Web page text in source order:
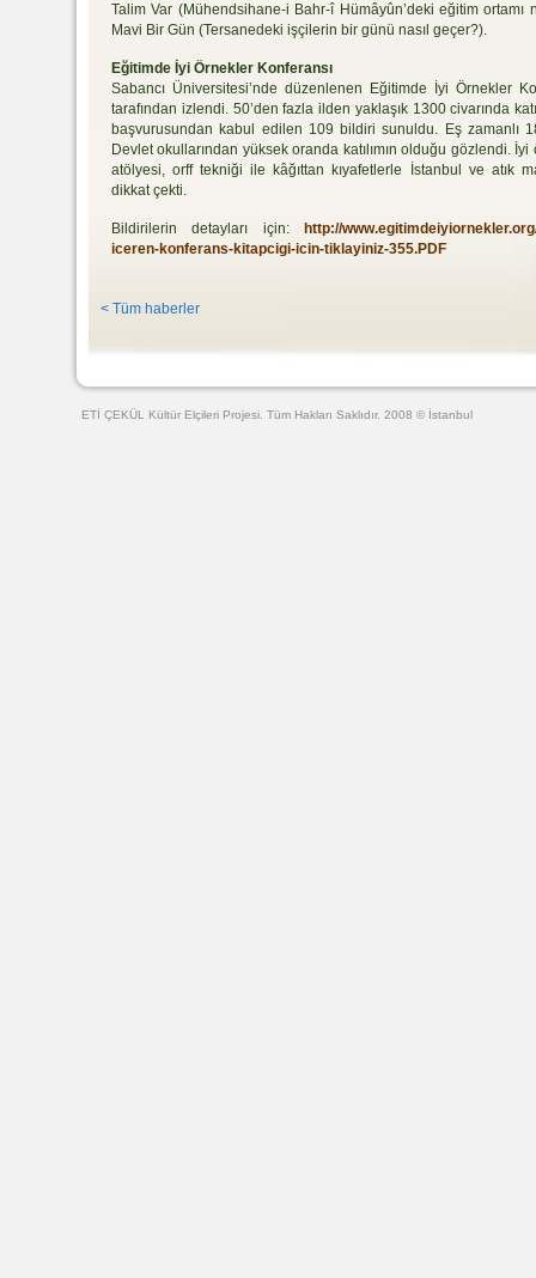
Talim Var (Mühendsihane-i Bahr-î Hümâyûn’deki eğitim ortamı
Mavi Bir Gün (Tersanedeki işçilerin bir günü nasıl geçer?).
Eğitimde İyi Örnekler Konferansı
Sabancı Üniversitesi’nde düzenlenen Eğitimde İyi Örnekler
tarafından izlendi. 50’den fazla ilden yaklaşık 1300 civarında
başvurusundan kabul edilen 109 bildiri sunuldu. Eş zamanlı
Devlet okullarından yüksek oranda katılımın olduğu gözlendi.
atölyesi, orff tekniği ile kâğıttan kıyafetlerle İstanbul ve atık
dikkat çekti.
Bildirilerin detayları için:
http://
iceren-konferans-kitapcigi-icin-tiklayiniz-355.PDF
< Tüm haberler
ETİ ÇEKÜL Kültür Elçileri Projesi. Tüm Hakları Saklıdır. 2008 © İstanbul